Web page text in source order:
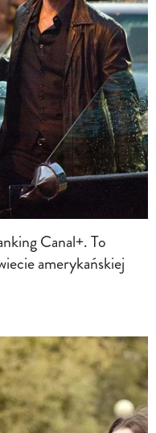
Canal+. To
amerykańskiej